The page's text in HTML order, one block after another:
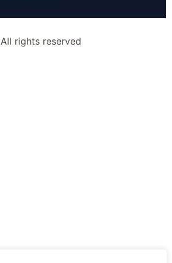
All rights reserved